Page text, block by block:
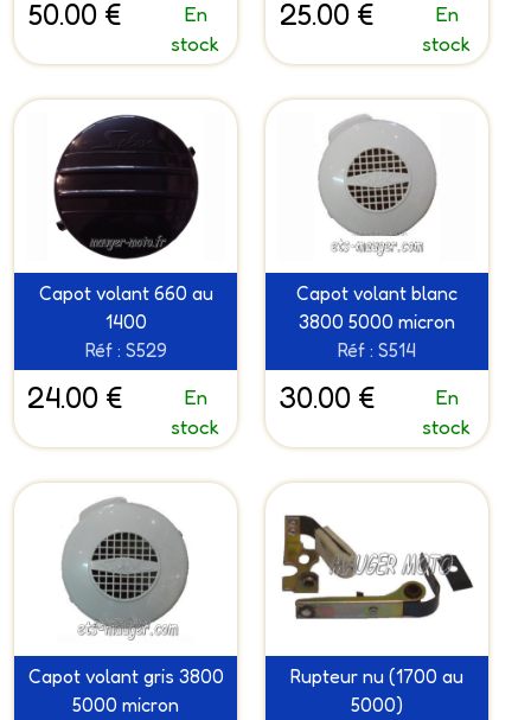
50.00 €
En
stock
25.00 €
En
stock
Capot volant 660 au
1400
Réf : S529
24.00 €
En
stock
Capot volant blanc
3800 5000 micron
Réf : S514
30.00 €
En
stock
Capot volant gris 3800
5000 micron
Rupteur nu (1700 au
5000)